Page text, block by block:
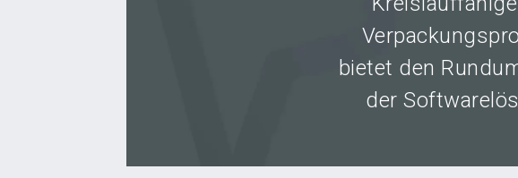
bietet den
der